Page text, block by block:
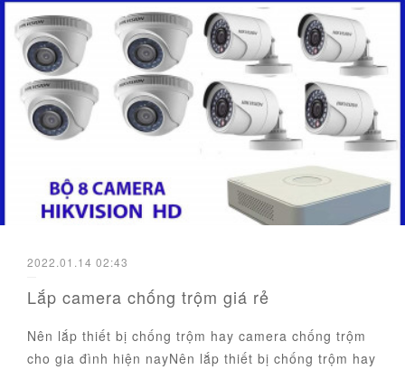
2022.01.14 02:43
Lắp camera chống trộm giá rẻ
Nên lắp thiết bị chống trộm hay camera chống trộm
cho gia đình hiện nayNên lắp thiết bị chống trộm hay